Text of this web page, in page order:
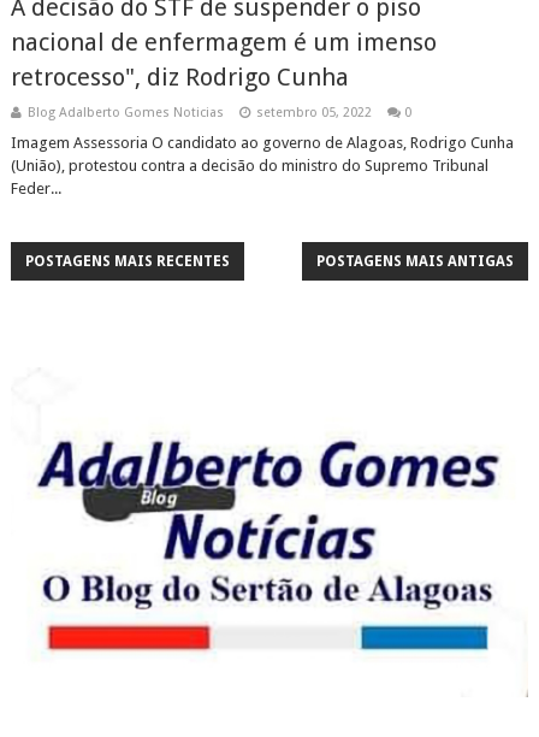
A decisão do STF de suspender o piso
nacional de enfermagem é um imenso
retrocesso", diz Rodrigo Cunha
Blog Adalberto Gomes Noticias setembro 05, 2022 0
Imagem Assessoria O candidato ao governo de Alagoas, Rodrigo Cunha
(União), protestou contra a decisão do ministro do Supremo Tribunal
Feder...
POSTAGENS MAIS RECENTES POSTAGENS MAIS ANTIGAS